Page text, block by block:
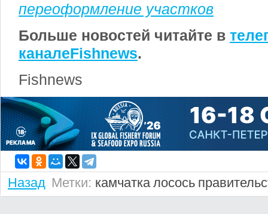
переоформление участков
Больше новостей читайте в
каналеFishnews.
Fishnews
Назад Метки: камчатка лосось